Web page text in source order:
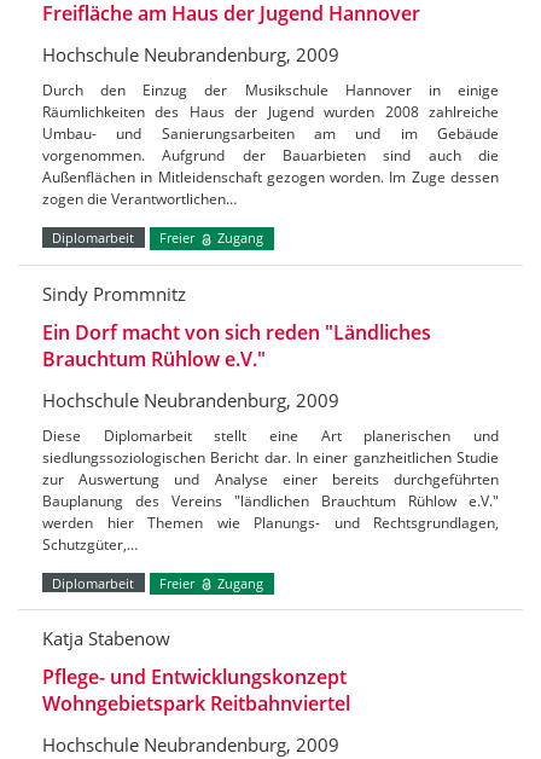
Freifläche am Haus der Jugend Hannover
Hochschule Neubrandenburg, 2009
Durch den Einzug der Musikschule Hannover in einige
Räumlichkeiten des Haus der Jugend wurden 2008 zahlreiche
Umbau- und Sanierungsarbeiten am und im Gebäude
vorgenommen. Aufgrund der Bauarbieten sind auch die
Außenflächen in Mitleidenschaft gezogen worden. Im Zuge dessen
zogen die Verantwortlichen…
Diplomarbeit Freier Zugang
Sindy Prommnitz
Ein Dorf macht von sich reden "Ländliches
Brauchtum Rühlow e.V."
Hochschule Neubrandenburg, 2009
Diese Diplomarbeit stellt eine Art planerischen und
siedlungssoziologischen Bericht dar. In einer ganzheitlichen Studie
zur Auswertung und Analyse einer bereits durchgeführten
Bauplanung des Vereins "ländlichen Brauchtum Rühlow e.V."
werden hier Themen wie Planungs- und Rechtsgrundlagen,
Schutzgüter,…
Diplomarbeit Freier Zugang
Katja Stabenow
Pflege- und Entwicklungskonzept
Wohngebietspark Reitbahnviertel
Hochschule Neubrandenburg, 2009